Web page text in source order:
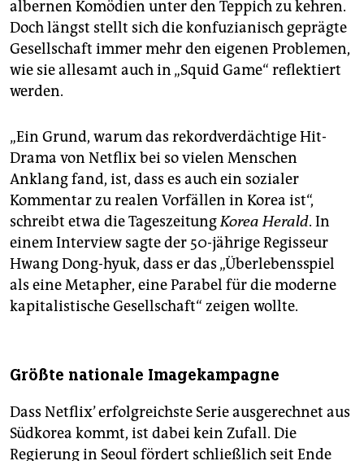
albernen Komödien unter den Teppich zu kehren.
Doch längst stellt sich die konfuzianisch geprägte
Gesellschaft immer mehr den eigenen Problemen,
wie sie allesamt auch in „Squid Game“ reflektiert
werden.
„Ein Grund, warum das rekordverdächtige Hit-
Drama von Netflix bei so vielen Menschen
Anklang fand, ist, dass es auch ein sozialer
Kommentar zu realen Vorfällen in Korea ist“,
schreibt etwa die TageszeitungKorea Herald. In
einem Interview sagte der 50-jährige Regisseur
Hwang Dong-hyuk, dass er das „Überlebensspiel
als eine Metapher, eine Parabel für die moderne
kapitalistische Gesellschaft“ zeigen wollte.
Größte nationale Imagekampagne
Dass Netflix’ erfolgreichste Serie ausgerechnet aus
Südkorea kommt, ist dabei kein Zufall. Die
Regierung in Seoul fördert schließlich seit Ende